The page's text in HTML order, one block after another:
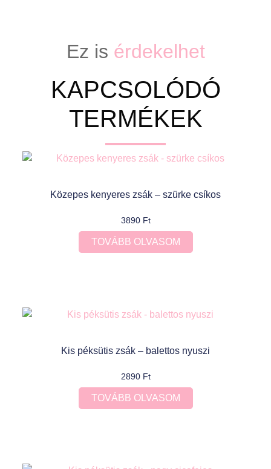
Ez is érdekelhet
KAPCSOLÓDÓ
TERMÉKEK
Közepes kenyeres zsák – szürke csíkos
3890 Ft
TOVÁBB OLVASOM
Kis péksütis zsák – balettos nyuszi
2890 Ft
TOVÁBB OLVASOM